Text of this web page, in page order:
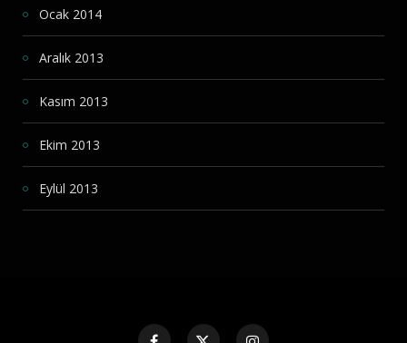
Ocak 2014
Aralık 2013
Kasım 2013
Ekim 2013
Eylül 2013